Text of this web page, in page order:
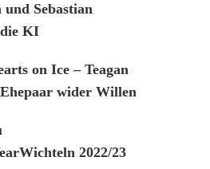
Sebastian
KI
on Ice – Teagan
wider Willen
2022/23